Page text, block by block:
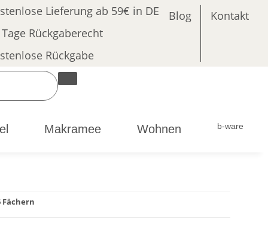
Blog Kontakt
Lieferung ab 59€ in DE
Rückgaberecht
Rückgabe
Makramee Wohnen b-ware